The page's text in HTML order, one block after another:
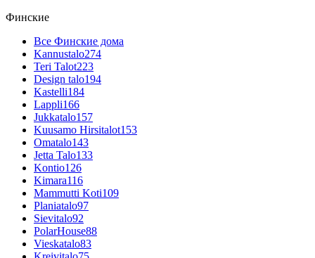
Финские
Все Финские дома
Kannustalo274
Teri Talot223
Design talo194
Kastelli184
Lappli166
Jukkatalo157
Kuusamo Hirsitalot153
Omatalo143
Jetta Talo133
Kontio126
Kimara116
Mammutti Koti109
Planiatalo97
Sievitalo92
PolarHouse88
Vieskatalo83